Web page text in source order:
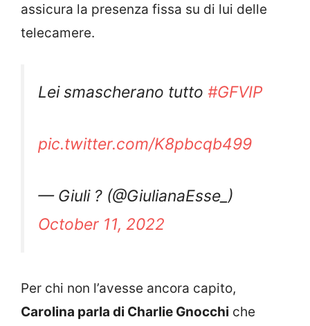
assicura la presenza fissa su di lui delle
telecamere.
Lei smascherano tutto #GFVIP
pic.twitter.com/K8pbcqb499
— Giuli ? (@GiulianaEsse_)
October 11, 2022
Per chi non l’avesse ancora capito,
Carolina parla di Charlie Gnocchi che